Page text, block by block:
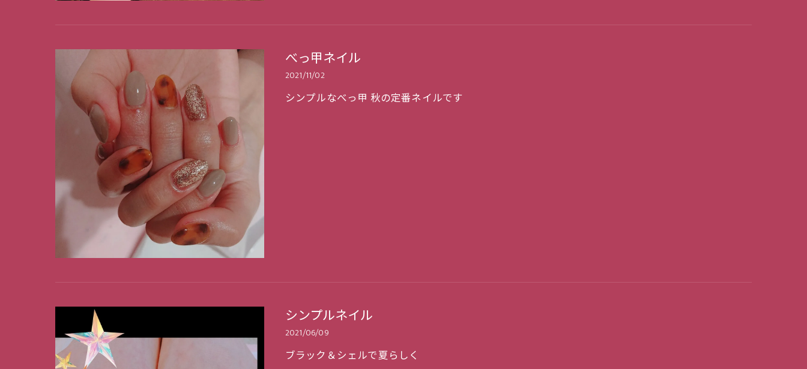
べっ甲ネイル
2021/11/02
シンプルなべっ甲 秋の定番ネイルです
シンプルネイル
2021/06/09
ブラック＆シェルで夏らしく